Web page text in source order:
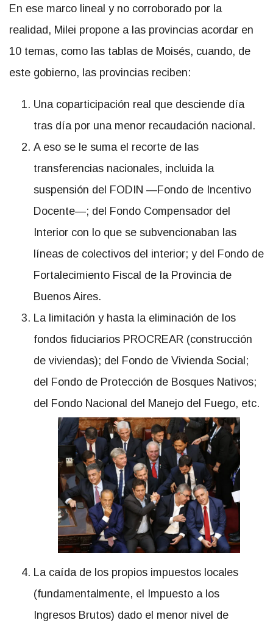
En ese marco lineal y no corroborado por la
realidad, Milei propone a las provincias acordar en
10 temas, como las tablas de Moisés, cuando, de
este gobierno, las provincias reciben:
Una coparticipación real que desciende día
tras día por una menor recaudación nacional.
A eso se le suma el recorte de las
transferencias nacionales, incluida la
suspensión del FODIN —Fondo de Incentivo
Docente—; del Fondo Compensador del
Interior con lo que se subvencionaban las
líneas de colectivos del interior; y del Fondo de
Fortalecimiento Fiscal de la Provincia de
Buenos Aires.
La limitación y hasta la eliminación de los
fondos fiduciarios PROCREAR (construcción
de viviendas); del Fondo de Vivienda Social;
del Fondo de Protección de Bosques Nativos;
del Fondo Nacional del Manejo del Fuego, etc.
La caída de los propios impuestos locales
(fundamentalmente, el Impuesto a los
Ingresos Brutos) dado el menor nivel de